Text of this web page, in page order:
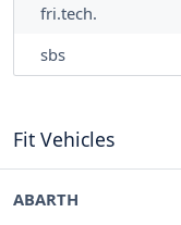
fri.tech.
sbs
Fit Vehicles
ABARTH